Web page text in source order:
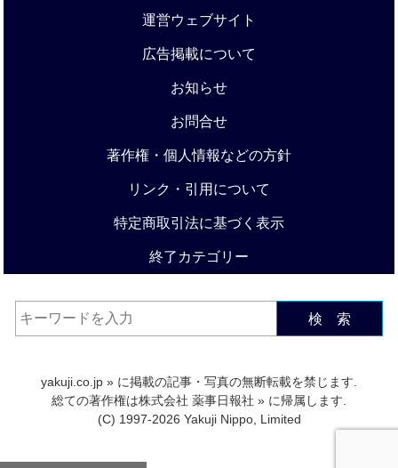
運営ウェブサイト
広告掲載について
お知らせ
お問合せ
著作権・個人情報などの方針
リンク・引用について
特定商取引法に基づく表示
終了カテゴリー
検 索
yakuji.co.jp » に掲載の記事・写真の無断転載を禁じます.
総ての著作権は株式会社 薬事日報社 » に帰属します.
(C) 1997-2026 Yakuji Nippo, Limited